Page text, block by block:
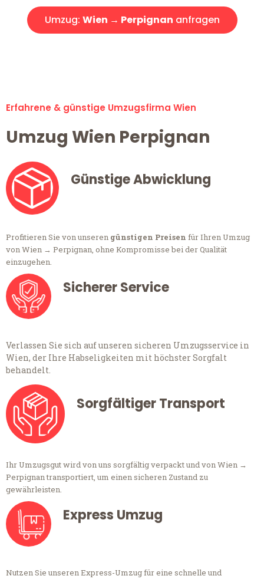
Umzug: Wien → Perpignan anfragen
Erfahrene & günstige Umzugsfirma Wien
Umzug Wien Perpignan
Günstige Abwicklung
Profitieren Sie von unseren günstigen Preisen für Ihren Umzug
von Wien → Perpignan, ohne Kompromisse bei der Qualität
einzugehen.
Sicherer Service
Verlassen Sie sich auf unseren sicheren Umzugsservice in
Wien, der Ihre Habseligkeiten mit höchster Sorgfalt
behandelt.
Sorgfältiger Transport
Ihr Umzugsgut wird von uns sorgfältig verpackt und von Wien →
Perpignan transportiert, um einen sicheren Zustand zu
gewährleisten.
Express Umzug
Nutzen Sie unseren Express-Umzug für eine schnelle und